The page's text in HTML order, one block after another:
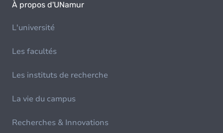
À propos d'UNamur
L'université
Les facultés
Les instituts de recherche
La vie du campus
Recherches & Innovations